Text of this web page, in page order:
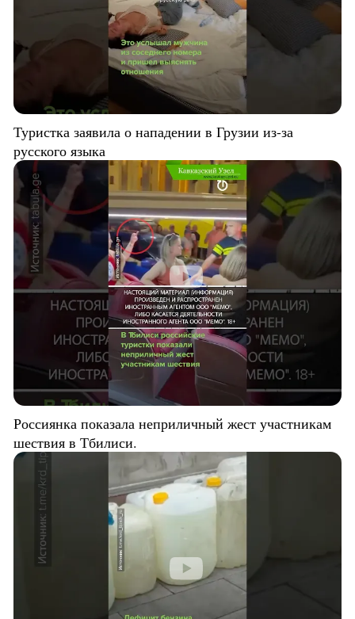
Туристка заявила о нападении в Грузии из-за
русского языка
Россиянка показала неприличный жест участникам
шествия в Тбилиси.